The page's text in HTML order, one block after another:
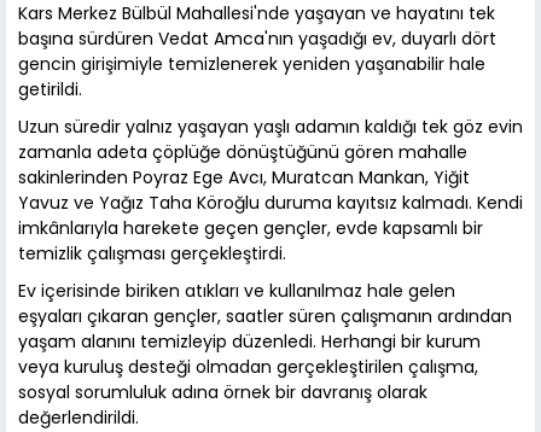
Kars Merkez Bülbül Mahallesi'nde yaşayan ve hayatını tek
başına sürdüren Vedat Amca'nın yaşadığı ev, duyarlı dört
gencin girişimiyle temizlenerek yeniden yaşanabilir hale
getirildi.
Uzun süredir yalnız yaşayan yaşlı adamın kaldığı tek göz evin
zamanla adeta çöplüğe dönüştüğünü gören mahalle
sakinlerinden Poyraz Ege Avcı, Muratcan Mankan, Yiğit
Yavuz ve Yağız Taha Köroğlu duruma kayıtsız kalmadı. Kendi
imkânlarıyla harekete geçen gençler, evde kapsamlı bir
temizlik çalışması gerçekleştirdi.
Ev içerisinde biriken atıkları ve kullanılmaz hale gelen
eşyaları çıkaran gençler, saatler süren çalışmanın ardından
yaşam alanını temizleyip düzenledi. Herhangi bir kurum
veya kuruluş desteği olmadan gerçekleştirilen çalışma,
sosyal sorumluluk adına örnek bir davranış olarak
değerlendirildi.